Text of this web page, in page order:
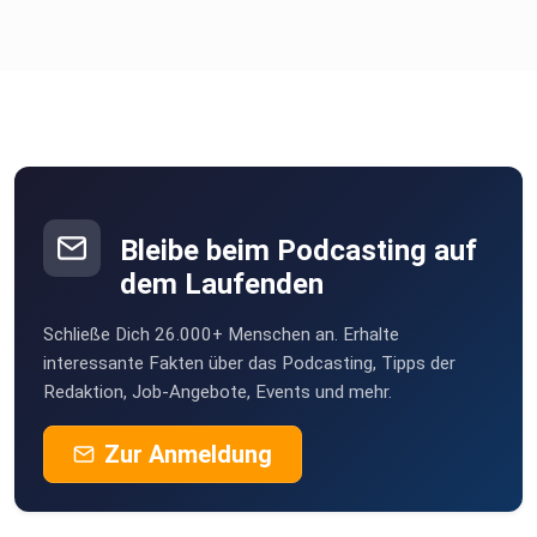
treiben,
stalk uns doch auf:
YouTube
Instagram
TikTok
Bleibe beim Podcasting auf
dem Laufenden
Schließe Dich 26.000+ Menschen an. Erhalte
interessante Fakten über das Podcasting, Tipps der
Redaktion, Job-Angebote, Events und mehr.
Zur Anmeldung